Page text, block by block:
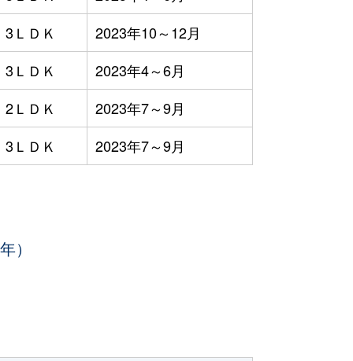
3ＬＤＫ
2023年10～12月
3ＬＤＫ
2023年4～6月
2ＬＤＫ
2023年7～9月
3ＬＤＫ
2023年7～9月
）